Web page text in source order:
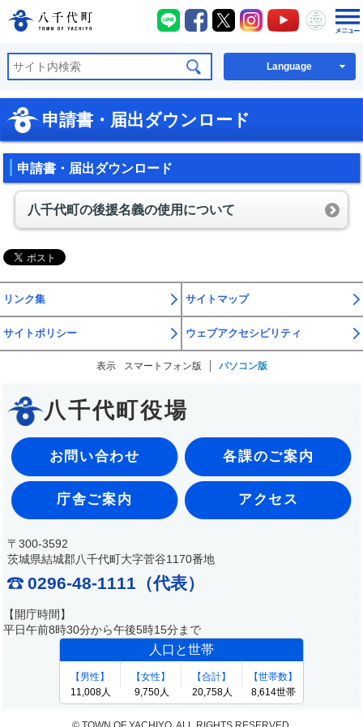
八千代町公式ホームページ
八千代町LINE
八千代町Facebook
八千代町X八千代町Instagram
八千代町
八千
Language
申請書・届出ダウンロード
申請書・届出ダウンロード
八千代町の後援名義の使用について
リンク集 サイトマップ
サイトポリシー ウェブアクセシビリティ
表示 スマートフォン版 パソコン版
八千代町役場
お問い合わせ 各課のご案内
庁舎ご案内 アクセス
〒300-3592
茨城県結城郡八千代町大字菅谷1170番地
0296-48-1111（代表）
【開庁時間】
平日午前8時30分から午後5時15分まで